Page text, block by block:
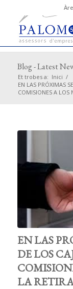
Blog - Latest
Et trobes a: Inici /
EN LAS PRÓXIMAS
COMISIONES A LOS
EN LAS
DE LOS
LA